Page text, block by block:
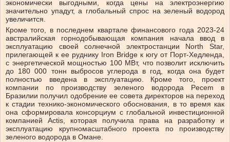
экономически выгодными, когда цены на электроэнергию
значительно упадут, а глобальный спрос на зеленый водород
увеличится.
Кроме того, в последнем квартале финансового года 2023-24
австралийская горнодобывающая компания начала ввод в
эксплуатацию своей солнечной электростанции North Star,
прилегающей к ее руднику Iron Bridge к югу от Порт-Хедленда,
с энергетической мощностью 100 МВт, что позволит исключить
до 180 000 тонн выбросов углерода в год, когда она будет
полностью введена в эксплуатацию. Кроме того, проект
компании по производству зеленого водорода Pecem в
Бразилии получил одобрение ее совета директоров на переход
к стадии технико-экономического обоснования, в то время как
она сформировала консорциум с глобальной инвестиционной
компанией Actis, которая получила права на разработку и
эксплуатацию крупномасштабного проекта по производству
зеленого водорода в Омане.